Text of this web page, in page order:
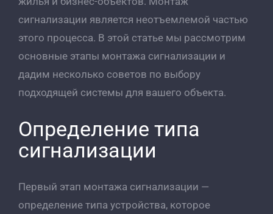
сигнализации является неотъемлемой частью
этого процесса. В этой статье мы рассмотрим
основные этапы монтажа сигнализации и
дадим несколько советов по выбору
подходящей системы для вашего объекта.
Определение типа
сигнализации
Первый этап монтажа сигнализации —
определение типа устройства, которое